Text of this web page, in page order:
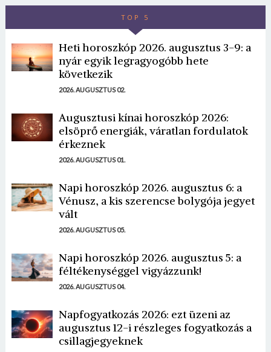
TOP 5
Heti horoszkóp 2026. augusztus 3-9: a
nyár egyik legragyogóbb hete
következik
2026. AUGUSZTUS 02.
Augusztusi kínai horoszkóp 2026:
elsöprő energiák, váratlan fordulatok
érkeznek
2026. AUGUSZTUS 01.
Napi horoszkóp 2026. augusztus 6: a
Vénusz, a kis szerencse bolygója jegyet
vált
2026. AUGUSZTUS 05.
Napi horoszkóp 2026. augusztus 5: a
féltékenységgel vigyázzunk!
2026. AUGUSZTUS 04.
Napfogyatkozás 2026: ezt üzeni az
augusztus 12-i részleges fogyatkozás a
csillagjegyeknek